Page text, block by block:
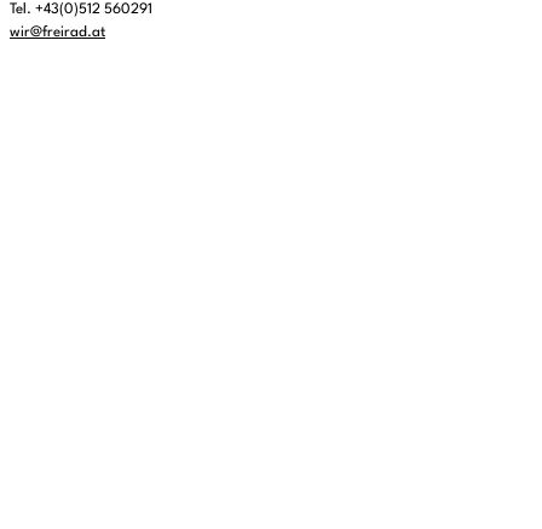
Tel. +43(0)512 560291
wir@freirad.at